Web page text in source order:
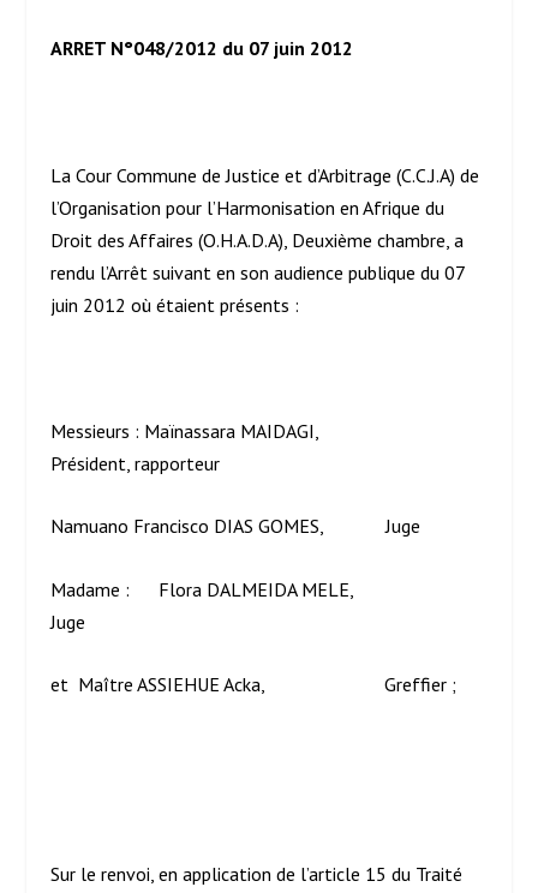
ARRET N°048/2012 du 07 juin 2012
La Cour Commune de Justice et d’Arbitrage (C.C.J.A) de
l’Organisation pour l’Harmonisation en Afrique du
Droit des Affaires (O.H.A.D.A), Deuxième chambre, a
rendu l’Arrêt suivant en son audience publique du 07
juin 2012 où étaient présents :
Messieurs : Maïnassara MAIDAGI,
Président, rapporteur
Namuano Francisco DIAS GOMES, Juge
Madame : Flora DALMEIDA MELE,
Juge
et Maître ASSIEHUE Acka, Greffier ;
Sur le renvoi, en application de l’article 15 du Traité